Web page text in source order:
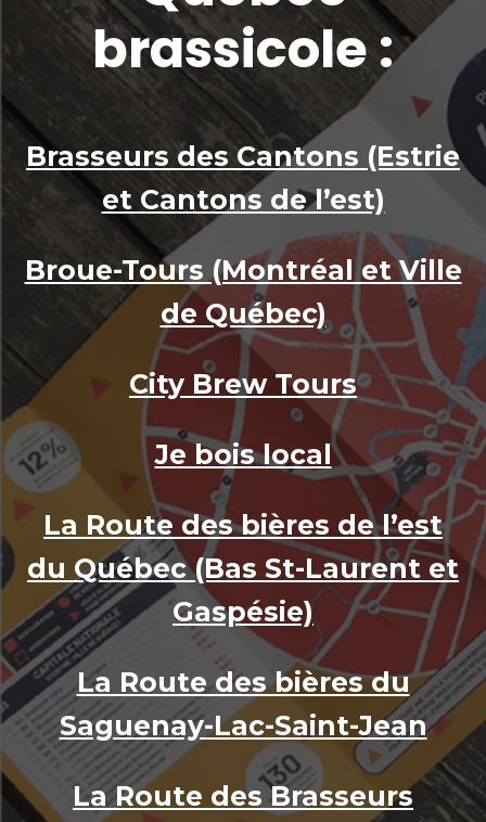
X
Reste branché sur
l’univers des
microbrasseries!
Tu es passionné par les bières de micro
du Québec? Abonne-toi à info-micro,
l’infolettre bimestrielle qui te garde au
cœur de l’action!
S'abonner
brassicole :
Brasseurs des Cantons (Estrie
et Cantons de l’est)
Broue-Tours (Montréal et Ville
de Québec)
City Brew Tours
Je bois local
La Route des bières de l’est
du Québec (Bas St-Laurent et
Gaspésie)
La Route des bières du
Saguenay-Lac-Saint-Jean
La Route des Brasseurs